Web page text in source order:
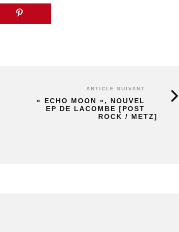
ARTICLE SUIVANT
« ECHO MOON », NOUVEL
EP DE LACOMBE [POST
ROCK / METZ]